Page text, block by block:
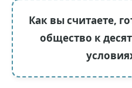
Как вы считаете,
общество к